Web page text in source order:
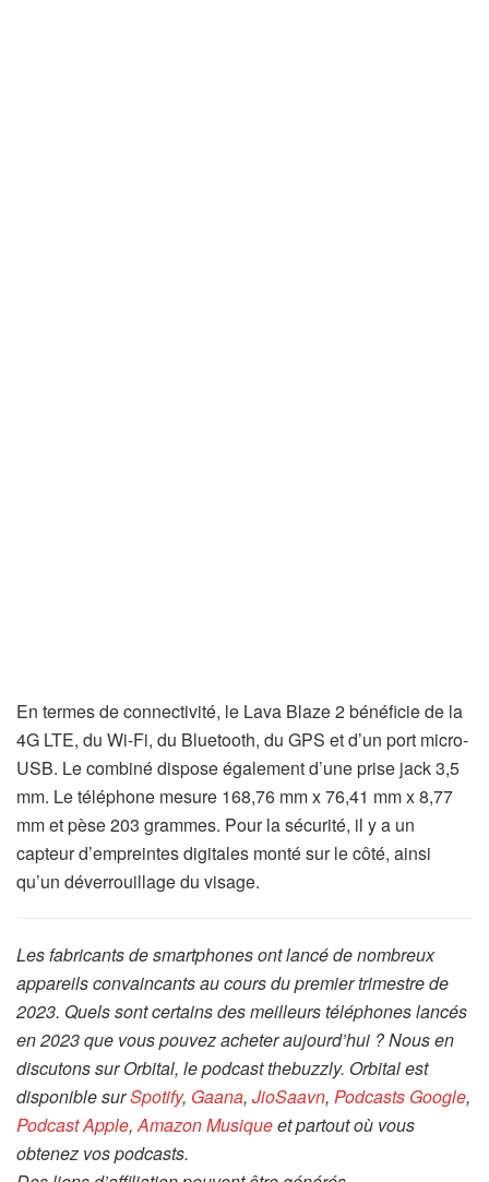
En termes de connectivité, le Lava Blaze 2 bénéficie de la
4G LTE, du Wi-Fi, du Bluetooth, du GPS et d’un port micro-
USB. Le combiné dispose également d’une prise jack 3,5
mm. Le téléphone mesure 168,76 mm x 76,41 mm x 8,77
mm et pèse 203 grammes. Pour la sécurité, il y a un
capteur d’empreintes digitales monté sur le côté, ainsi
qu’un déverrouillage du visage.
Les fabricants de smartphones ont lancé de nombreux
appareils convaincants au cours du premier trimestre de
2023. Quels sont certains des meilleurs téléphones lancés
en 2023 que vous pouvez acheter aujourd’hui ? Nous en
discutons sur Orbital, le podcast thebuzzly. Orbital est
disponible surSpotify, Gaana, JioSaavn, Podcasts Google,
Podcast Apple,Amazon Musiqueet partout où vous
obtenez vos podcasts.